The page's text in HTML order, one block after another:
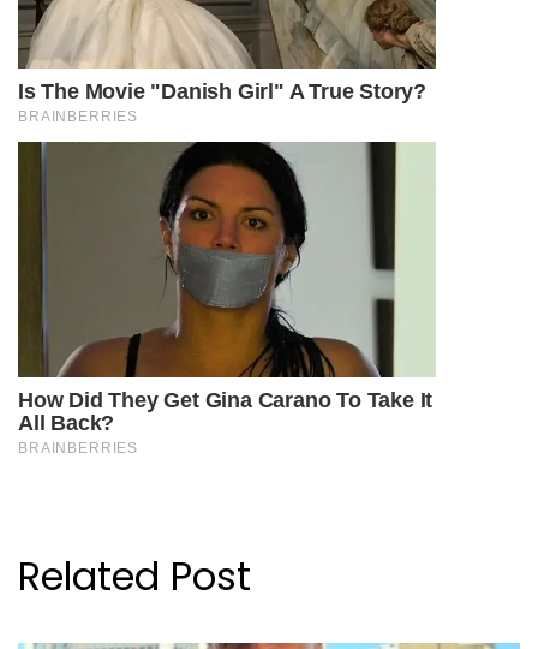
Related Post